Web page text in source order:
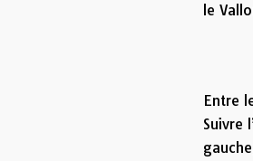
le
Entre
Suivre